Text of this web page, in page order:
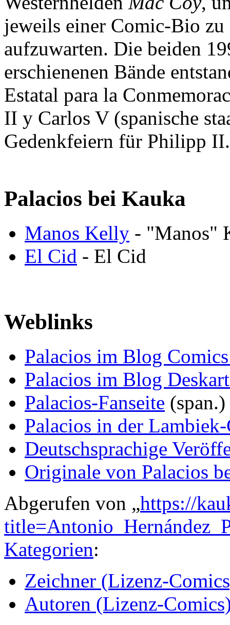
jeweils einer Comic-Bio
aufzuwarten. Die beiden
erschienenen Bände
Estatal para la
II y Carlos V (spanische
Gedenkfeiern für Philipp
Palacios bei Kauka
Manos Kelly - "Manos"
El Cid - El Cid
Weblinks
Palacios im Blog
Palacios im Blog
Palacios-Fanseite (span.)
Palacios in der
Deutschsprachige
Originale von Palacios
Abgerufen von „https://
Kategorien:
Zeichner (Lizenz-
Autoren (Lizenz-